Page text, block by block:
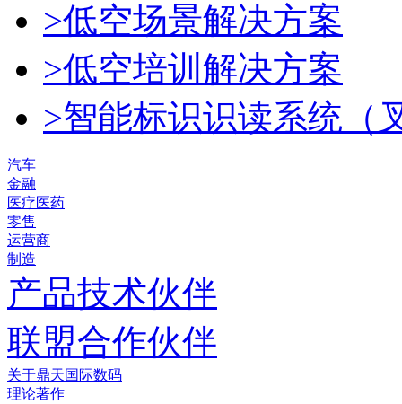
>低空场景解决方案
>低空培训解决方案
>智能标识识读系统（
汽车
金融
医疗医药
零售
运营商
制造
产品技术伙伴
联盟合作伙伴
关于鼎天国际数码
理论著作